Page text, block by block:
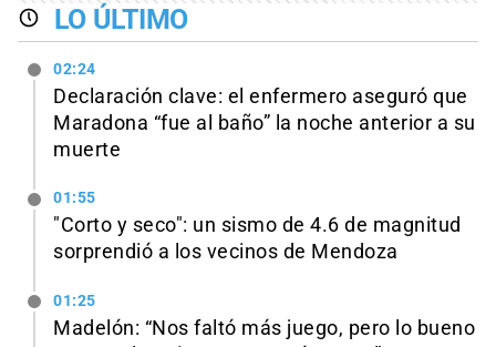
LO ÚLTIMO
02:24
Declaración clave: el enfermero aseguró que
Maradona “fue al baño” la noche anterior a su
muerte
01:55
"Corto y seco": un sismo de 4.6 de magnitud
sorprendió a los vecinos de Mendoza
01:25
Madelón: “Nos faltó más juego, pero lo bueno